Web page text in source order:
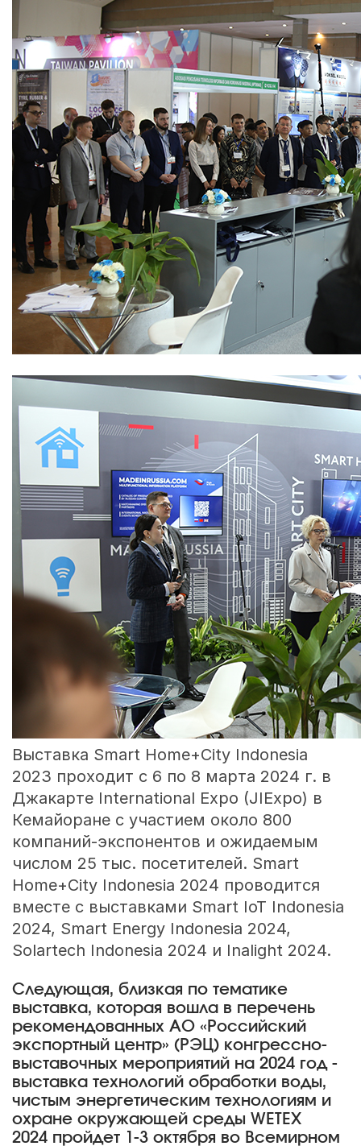
Выставка Smart Home+City Indonesia
2023 проходит с 6 по 8 марта 2024 г. в
Джакарте International Expo (JIExpo) в
Кемайоране с участием около 800
компаний-экспонентов и ожидаемым
числом 25 тыс. посетителей. Smart
Home+City Indonesia 2024 проводится
вместе с выставками Smart IoT Indonesia
2024, Smart Energy Indonesia 2024,
Solartech Indonesia 2024 и Inalight 2024.
Следующая, близкая по тематике
выставка, которая вошла в перечень
рекомендованных АО «Российский
экспортный центр» (РЭЦ) конгрессно-
выставочных мероприятий на 2024 год -
выставка технологий обработки воды,
чистым энергетическим технологиям и
охране окружающей среды WETEX
2024 пройдет 1-3 октября во Всемирном